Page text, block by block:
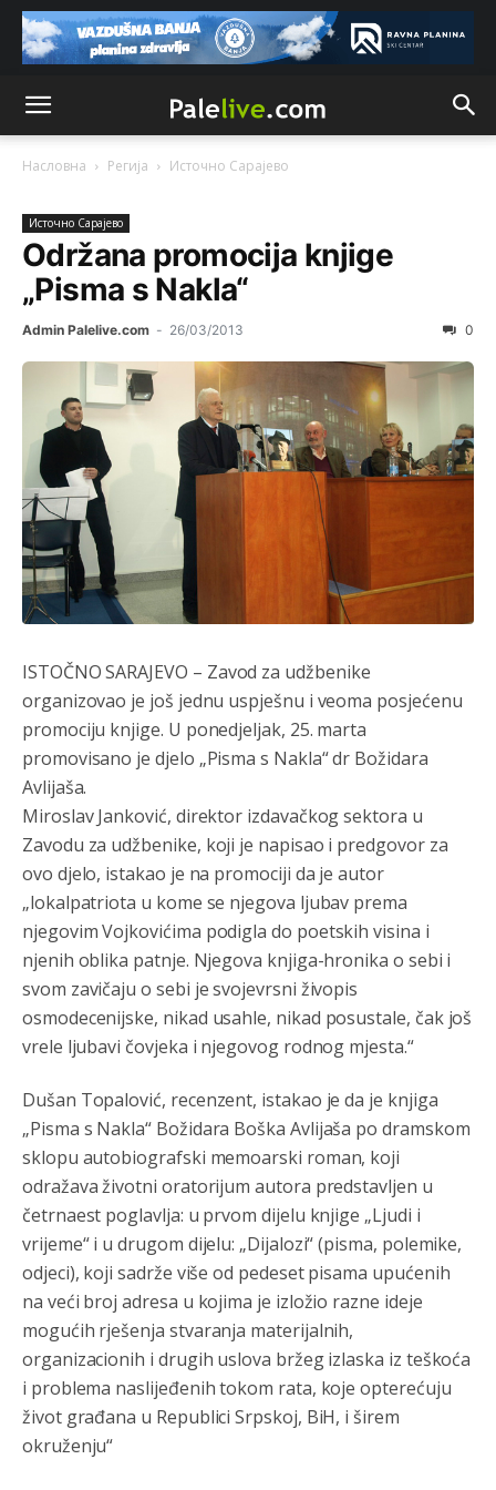
Насловна Регија Источно Сарајево
Источно Сарајево
Održana promocija knjige
„Pisma s Nakla“
Admin Palelive.com - 26/03/2013 0
ISTOČNO SARAJEVO – Zavod za udžbenike
organizovao je još jednu uspješnu i veoma posjećenu
promociju knjige. U ponedjeljak, 25. marta
promovisano je djelo „Pisma s Nakla“ dr Božidara
Avlijaša.
Miroslav Janković, direktor izdavačkog sektora u
Zavodu za udžbenike, koji je napisao i predgovor za
ovo djelo, istakao je na promociji da je autor
„lokalpatriota u kome se njegova ljubav prema
njegovim Vojkovićima podigla do poetskih visina i
njenih oblika patnje. Njegova knjiga-hronika o sebi i
svom zavičaju o sebi je svojevrsni živopis
osmodecenijske, nikad usahle, nikad posustale, čak još
vrele ljubavi čovjeka i njegovog rodnog mjesta.“
Dušan Topalović, recenzent, istakao je da je knjiga
„Pisma s Nakla“ Božidara Boška Avlijaša po dramskom
sklopu autobiografski memoarski roman, koji
odražava životni oratorijum autora predstavljen u
četrnaest poglavlja: u prvom dijelu knjige „Ljudi i
vrijeme“ i u drugom dijelu: „Dijalozi“ (pisma, polemike,
odjeci), koji sadrže više od pedeset pisama upućenih
na veći broj adresa u kojima je izložio razne ideje
mogućih rješenja stvaranja materijalnih,
organizacionih i drugih uslova bržeg izlaska iz teškoća
i problema naslijeđenih tokom rata, koje opterećuju
život građana u Republici Srpskoj, BiH, i širem
okruženju“